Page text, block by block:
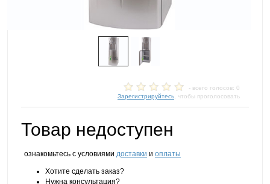
- всего голосов: 0
Зарегистрируйтесь , чтобы проголосовать
Товар недоступен
ознакомьтесь с условиями доставки и оплаты
Хотите сделать заказ?
Нужна консультация?